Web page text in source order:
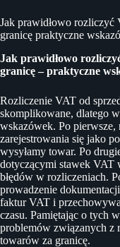
Jak prawidłowo rozliczyć
granicę praktyczne
Jak prawidłowo
granicę – praktyczne
Rozliczenie VAT od
skomplikowane, dlatego
wskazówek. Po pierwsze,
zarejestrowania się jako
wysyłamy towar. Po
dotyczącymi stawek VAT
błędów w rozliczeniach.
prowadzenie
faktur VAT i
czasu. Pamiętając o tych
problemów związanych z
towarów za granicę.